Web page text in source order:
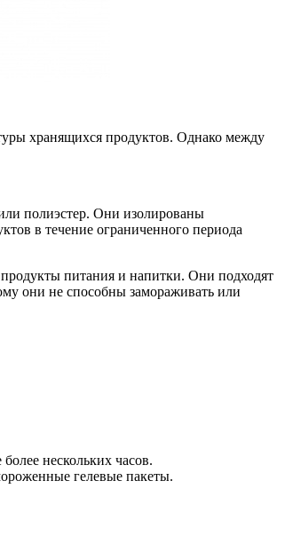
хранящихся продуктов. Однако между
полиэстер. Они изолированы
в течение ограниченного периода
питания и напитки. Они подходят
они не способны замораживать или
нескольких часов.
гелевые пакеты.